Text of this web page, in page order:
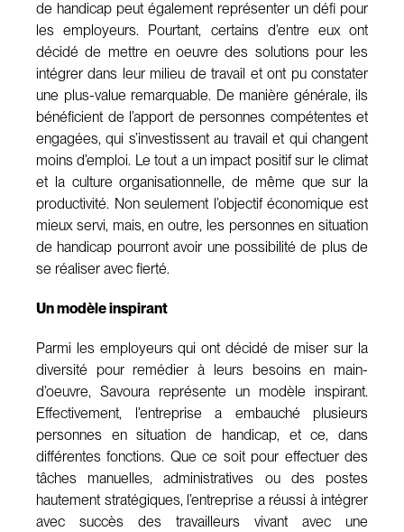
de handicap peut également représenter un défi pour
les employeurs. Pourtant, certains d’entre eux ont
décidé de mettre en oeuvre des solutions pour les
intégrer dans leur milieu de travail et ont pu constater
une plus-value remarquable. De manière générale, ils
bénéficient de l’apport de personnes compétentes et
engagées, qui s’investissent au travail et qui changent
moins d’emploi. Le tout a un impact positif sur le climat
et la culture organisationnelle, de même que sur la
productivité. Non seulement l’objectif économique est
mieux servi, mais, en outre, les personnes en situation
de handicap pourront avoir une possibilité de plus de
se réaliser avec fierté.
Un modèle inspirant
Parmi les employeurs qui ont décidé de miser sur la
diversité pour remédier à leurs besoins en main-
d’oeuvre, Savoura représente un modèle inspirant.
Effectivement, l’entreprise a embauché plusieurs
personnes en situation de handicap, et ce, dans
différentes fonctions. Que ce soit pour effectuer des
tâches manuelles, administratives ou des postes
hautement stratégiques, l’entreprise a réussi à intégrer
avec succès des travailleurs vivant avec une